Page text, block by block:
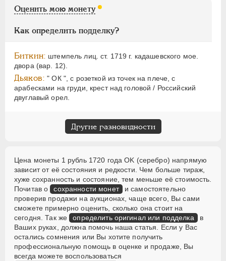
Дьяков ЗС
Гиль: 13
Оценить мою монету
Как определить подделку?
Биткин: штемпель лиц. ст. 1719 г. кадашевского мое.
двора (вар. 12).
Дьяков: " ОК ", с розеткой из точек на плече, с
арабесками на груди, крест над головой / Российский
двуглавый орел.
Другие разновидности
Цена монеты 1 рубль 1720 года OK (серебро) напрямую
зависит от её состояния и редкости. Чем больше тираж,
хуже сохранность и состояние, тем меньше её стоимость.
Почитав о сохранности монет и самостоятельно
проверив продажи на аукционах, чаще всего, Вы сами
сможете примерно оценить, сколько она стоит на
сегодня. Так же определить оригинал или подделка в
Ваших руках, должна помочь наша статья. Если у Вас
остались сомнения или Вы хотите получить
профессиональную помощь в оценке и продаже, Вы
всегда можете воспользоваться
ВРЕМЕННОЕ ПРАВ. 1917-1918